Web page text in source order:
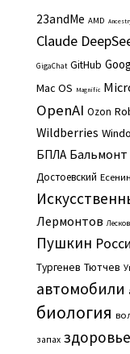
23andMe AMD
Claude
GigaChat GitHub
Mac OS Magnific
OpenAI Ozon
Wildberries
БПЛА Бальмонт
Достоевский Есенин
Лермонтов Лесков
Пушкин
Тургенев Тютчев
автомобили
биология
запах здоровье